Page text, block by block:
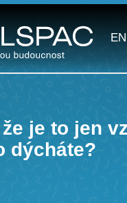
EN
je to jen
dýcháte?